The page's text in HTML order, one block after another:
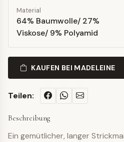
Material
64% Baumwolle/ 27%
Viskose/ 9% Polyamid
KAUFEN BEI MADELEINE
Teilen:
Beschreibung
Ein gemütlicher, langer